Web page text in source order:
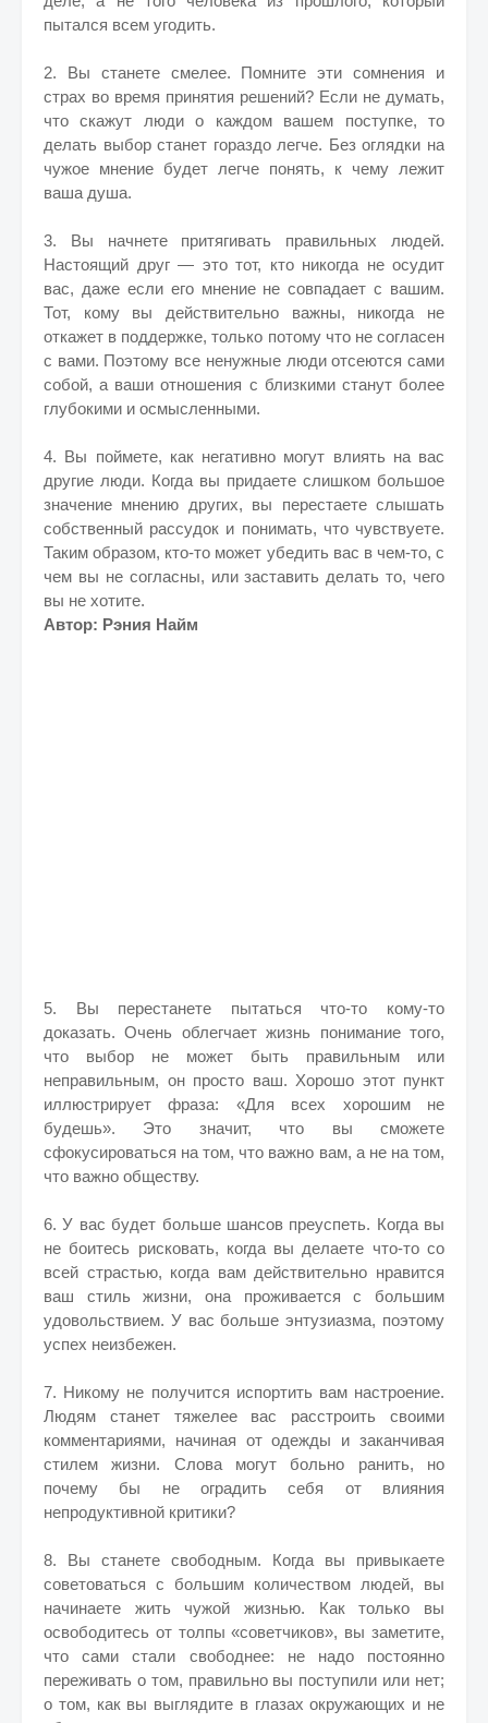
пытался всем угодить.
2. Вы станете смелее. Помните эти сомнения и
страх во время принятия решений? Если не думать,
что скажут люди о каждом вашем поступке, то
делать выбор станет гораздо легче. Без оглядки на
чужое мнение будет легче понять, к чему лежит
ваша душа.
3. Вы начнете притягивать правильных людей.
Настоящий друг — это тот, кто никогда не осудит
вас, даже если его мнение не совпадает с вашим.
Тот, кому вы действительно важны, никогда не
откажет в поддержке, только потому что не согласен
с вами. Поэтому все ненужные люди отсеются сами
собой, а ваши отношения с близкими станут более
глубокими и осмысленными.
4. Вы поймете, как негативно могут влиять на вас
другие люди. Когда вы придаете слишком большое
значение мнению других, вы перестаете слышать
собственный рассудок и понимать, что чувствуете.
Таким образом, кто-то может убедить вас в чем-то, с
чем вы не согласны, или заставить делать то, чего
вы не хотите.
Автор: Рэния Найм
5. Вы перестанете пытаться что-то кому-то
доказать. Очень облегчает жизнь понимание того,
что выбор не может быть правильным или
неправильным, он просто ваш. Хорошо этот пункт
иллюстрирует фраза: «Для всех хорошим не
будешь». Это значит, что вы сможете
сфокусироваться на том, что важно вам, а не на том,
что важно обществу.
6. У вас будет больше шансов преуспеть. Когда вы
не боитесь рисковать, когда вы делаете что-то со
всей страстью, когда вам действительно нравится
ваш стиль жизни, она проживается с большим
удовольствием. У вас больше энтузиазма, поэтому
успех неизбежен.
7. Никому не получится испортить вам настроение.
Людям станет тяжелее вас расстроить своими
комментариями, начиная от одежды и заканчивая
стилем жизни. Слова могут больно ранить, но
почему бы не оградить себя от влияния
непродуктивной критики?
8. Вы станете свободным. Когда вы привыкаете
советоваться с большим количеством людей, вы
начинаете жить чужой жизнью. Как только вы
освободитесь от толпы «советчиков», вы заметите,
что сами стали свободнее: не надо постоянно
переживать о том, правильно вы поступили или нет;
о том, как вы выглядите в глазах окружающих и не